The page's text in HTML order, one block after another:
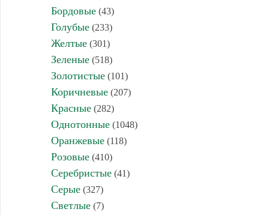
Бордовые(43)
Голубые(233)
Желтые(301)
Зеленые(518)
Золотистые(101)
Коричневые(207)
Красные(282)
Однотонные(1048)
Оранжевые(118)
Розовые(410)
Серебристые(41)
Серые(327)
Светлые(7)